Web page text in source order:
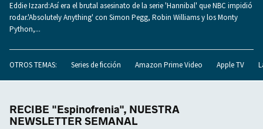
Eddie Izzard:Así era el brutal asesinato de la serie 'Hannibal' que NBC impidió
rodar.'Absolutely Anything' con Simon Pegg, Robin Williams y los Monty
Python,...
OTROS TEMAS: Series de ficción Amazon Prime Video Apple TV
RECIBE "Espinofrenia", NUESTRA
NEWSLETTER SEMANAL